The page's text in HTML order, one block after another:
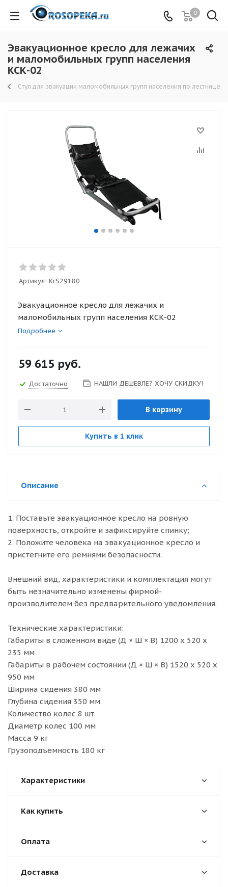
0
Эвакуационное кресло для лежачих
и маломобильных групп населения
КСК-02
Cтул для эвакуации маломобильных групп населения по лестнице
Артикул: KrS29180
Эвакуационное кресло для лежачих и
маломобильных групп населения КСК-02
Подробнее
59 615 руб.
Достаточно НАШЛИ ДЕШЕВЛЕ? ХОЧУ СКИДКУ!
В корзину
Купить в 1 клик
Описание
1. Поставьте эвакуационное кресло на ровную
поверхность, откройте и зафиксируйте спинку;
2. Положите человека на эвакуационное кресло и
пристегните его ремнями безопасности.
Внешний вид, характеристики и комплектация могут
быть незначительно изменены фирмой-
производителем без предварительного уведомления.
Технические характеристики:
Габариты в сложенном виде (Д × Ш × В) 1200 х 520 х
235 мм
Габариты в рабочем состоянии (Д × Ш × В) 1520 х 520 х
950 мм
Ширина сидения 380 мм
Глубина сидения 350 мм
Количество колес 8 шт.
Диаметр колес 100 мм
Масса 9 кг
Грузоподъемность 180 кг
Характеристики
Как купить
Оплата
Доставка